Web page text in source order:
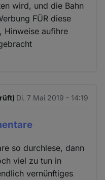
wird, und die Bahn
FÜR diese
Hinweise aufihre
Di. 7 Mai 2019 - 14:19
so durchlese, dann
viel zu tun in
vernünftiges